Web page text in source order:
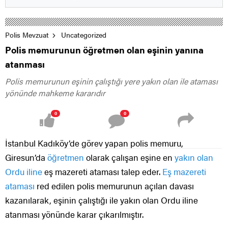
Polis Mevzuat Uncategorized
Polis memurunun öğretmen olan eşinin yanına
atanması
Polis memurunun eşinin çalıştığı yere yakın olan ile ataması
yönünde mahkeme kararıdır
0 0
İstanbul Kadıköy’de görev yapan polis memuru,
Giresun’da öğretmen olarak çalışan eşine en yakın olan
Ordu ilineeş mazereti ataması talep eder. Eş mazereti
ataması red edilen polis memurunun açılan davası
kazanılarak, eşinin çalıştığı ile yakın olan Ordu iline
atanması yönünde karar çıkarılmıştır.